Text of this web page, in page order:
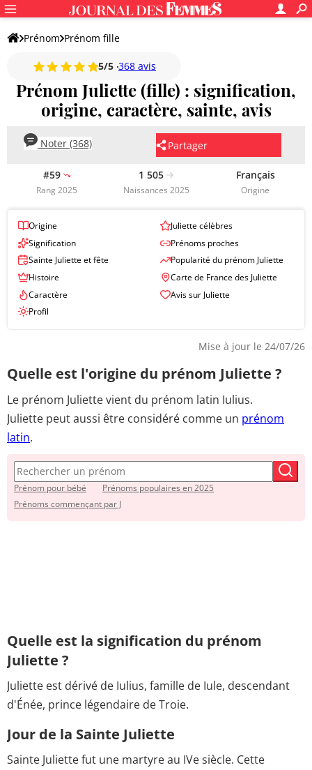
Prénom Prénom fille
5/5 368 avis
Prénom Juliette (fille) : signification,
origine, caractère, sainte, avis
Partager
Noter (368)
#59
Rang 2025
1 505
Naissances 2025
Français
Origine
Origine
Signification
Sainte Juliette et fête
Histoire
Caractère
Profil
Juliette célèbres
Prénoms proches
Popularité du prénom Juliette
Carte de France des Juliette
Avis sur Juliette
Mise à jour le 24/07/26
Quelle est l'origine du prénom Juliette ?
Le prénom Juliette vient du prénom latin Iulius.
Juliette peut aussi être considéré comme un prénom
latin.
Prénom pour bébé
Prénoms populaires en 2025
Prénoms commençant par J
Quelle est la signification du prénom
Juliette ?
Juliette est dérivé de Iulius, famille de Iule, descendant
d'Énée, prince légendaire de Troie.
Jour de la Sainte Juliette
Sainte Juliette fut une martyre au IVe siècle. Cette